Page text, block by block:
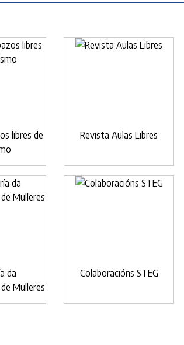
libres de
Revista Aulas Libres
da
Mulleres
Colaboracións STEG